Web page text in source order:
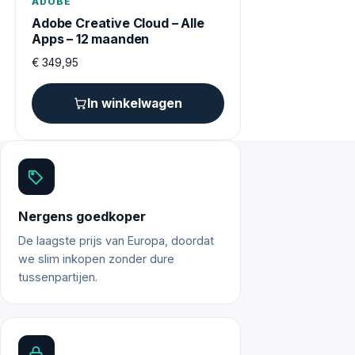
Adobe Creative Cloud – Alle
Apps – 12 maanden
€ 349,95
In winkelwagen
Nergens goedkoper
De laagste prijs van Europa, doordat
we slim inkopen zonder dure
tussenpartijen.